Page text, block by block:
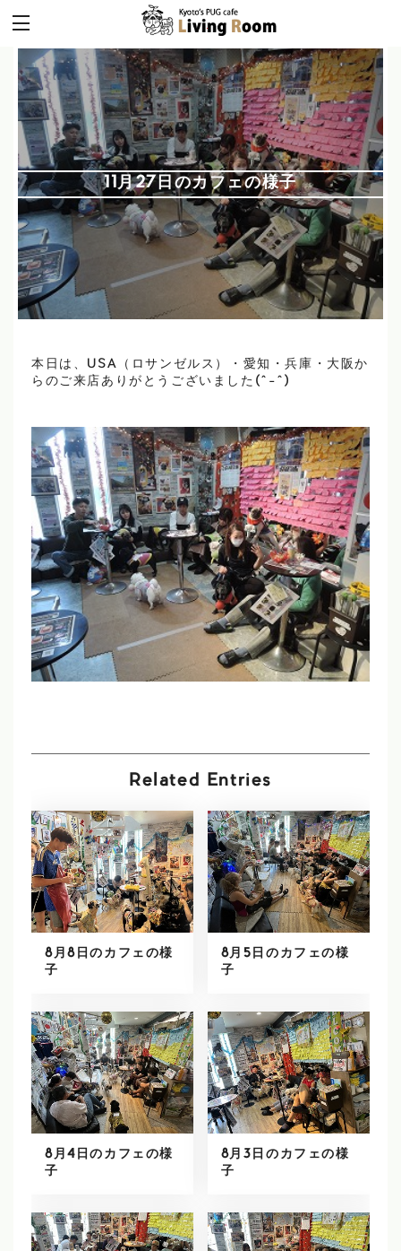
11月27日のカフェの様子
本日は、USA（ロサンゼルス）・愛知・兵庫・大阪か
らのご来店ありがとうございました(^-^)
Related Entries
8月8日のカフェの様
子
8月5日のカフェの様
子
8月4日のカフェの様
子
8月3日のカフェの様
子